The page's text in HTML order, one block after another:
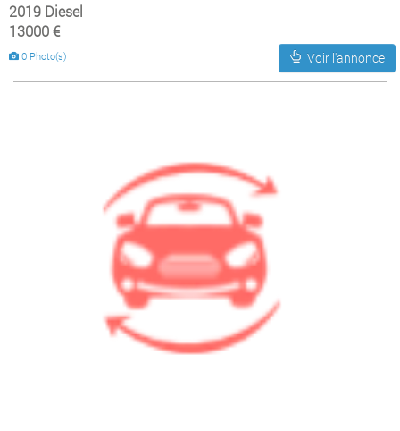
2019 Diesel
13000 €
Voir l'annonce
0 Photo(s)